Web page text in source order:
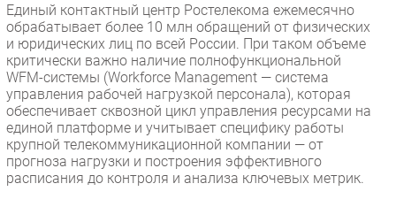
Мероприятия
Проекты
IT класс
Тестовый стенд
Каталог компаний
Единый контактный центр Ростелекома ежемесячно
обрабатывает более 10 млн обращений от физических
и юридических лиц по всей России. При таком объеме
критически важно наличие полнофункциональной
WFM-системы (Workforce Management — система
управления рабочей нагрузкой персонала), которая
обеспечивает сквозной цикл управления ресурсами на
единой платформе и учитывает специфику работы
крупной телекоммуникационной компании — от
прогноза нагрузки и построения эффективного
расписания до контроля и анализа ключевых метрик.